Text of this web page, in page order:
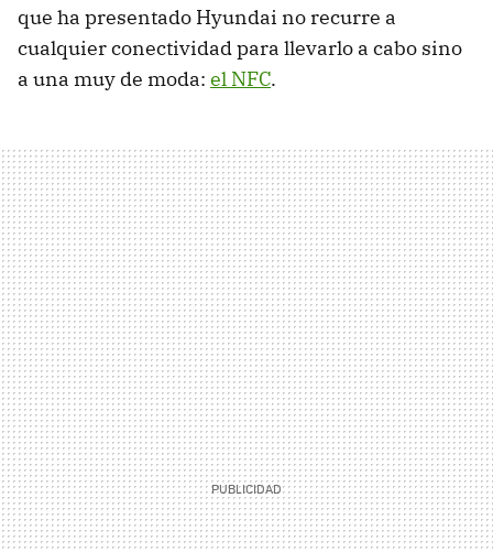
que ha presentado Hyundai no recurre a
cualquier conectividad para llevarlo a cabo sino
a una muy de moda: el NFC.